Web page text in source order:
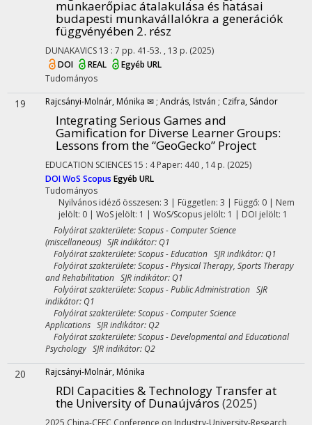
munkaerőpiac átalakulása és hatásai
budapesti munkavállalókra a generációk
függvényében 2. rész
DUNAKAVICS 13 : 7 pp. 41-53. , 13 p. (2025)
DOI
REAL
Egyéb URL
Tudományos
19 Rajcsányi-Molnár, Mónika ✉ ; András, István ; Czifra, Sándor
Integrating Serious Games and
Gamification for Diverse Learner Groups:
Lessons from the “GeoGecko” Project
EDUCATION SCIENCES 15 : 4 Paper: 440 , 14 p. (2025)
DOIWoS Scopus Egyéb URL
Tudományos
Nyilvános idéző összesen: 3 | Független: 3 | Függő: 0 | Nem
jelölt: 0 | WoS jelölt: 1 | WoS/Scopus jelölt: 1 | DOI jelölt: 1
Folyóirat szakterülete: Scopus - Computer Science
(miscellaneous) SJR indikátor: Q1
Folyóirat szakterülete: Scopus - Education SJR indikátor: Q1
Folyóirat szakterülete: Scopus - Physical Therapy, Sports Therapy
and Rehabilitation SJR indikátor: Q1
Folyóirat szakterülete: Scopus - Public Administration SJR
indikátor: Q1
Folyóirat szakterülete: Scopus - Computer Science
Applications SJR indikátor: Q2
Folyóirat szakterülete: Scopus - Developmental and Educational
Psychology SJR indikátor: Q2
20 Rajcsányi-Molnár, Mónika
RDI Capacities & Technology Transfer at
the University of Dunaújváros (2025)
2025 China-CEEC Conference on Industry-University-Research